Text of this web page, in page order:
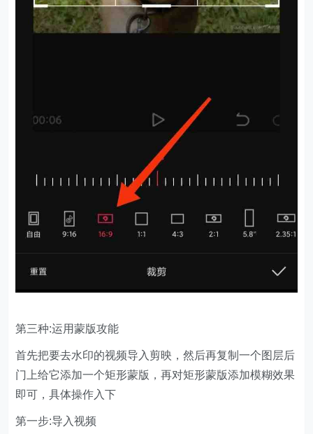
第三种:运用蒙版攻能
首先把要去水印的视频导入剪映，然后再复制一个图层后
门上给它添加一个矩形蒙版，再对矩形蒙版添加模糊效果
即可，具体操作入下
第一步:导入视频